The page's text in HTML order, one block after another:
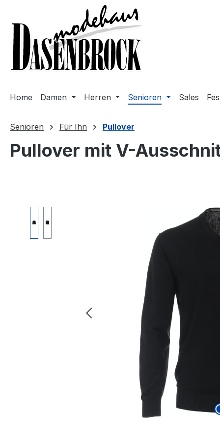
Hauptinhalt springen
Zur Hauptnavigation springen
Home Damen Herren Senioren Sales
Senioren Für Ihn Pullover
Pullover mit V-